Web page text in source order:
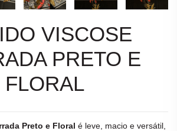
VISCOSE
PRETO E
FLORAL
Preto e Floral é leve, macio e versátil,